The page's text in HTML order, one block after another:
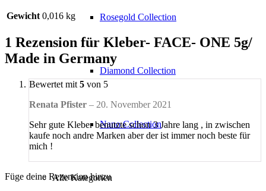
Rosegold Collection
Diamond Collection
Nano Collection
Alle Kategorien
Gewicht 0,016 kg
1 Rezension für Kleber- FACE- ONE 5g/
Made in Germany
Bewertet mit 5 von 5
Renata Pfister – 20. November 2021
Sehr gute Kleber benutzte schon 3 Jahre lang , in zwischen
kaufe noch andre Marken aber der ist immer noch beste für
mich !
Füge deine Rezension hinzu